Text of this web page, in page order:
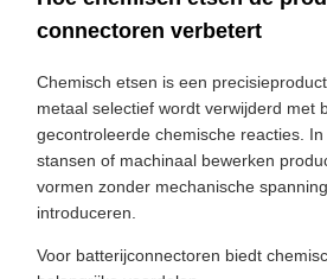
connectoren verbetert
Chemisch etsen is een
metaal selectief wordt verwijderd met
gecontroleerde chemische reacties.
stansen of machinaal bewerken
vormen zonder mechanische
introduceren.
Voor batterijconnectoren biedt